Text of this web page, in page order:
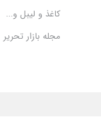
کاغذ و لیبل و...
مجله بازار تحریر